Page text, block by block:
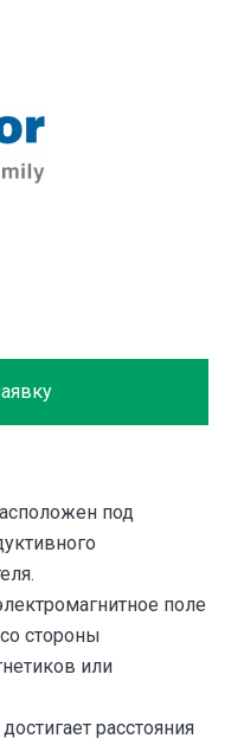
под
поле
стороны
или
расстояния